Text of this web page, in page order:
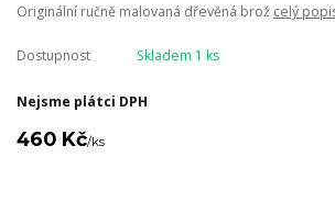
Originální ručně malovaná dřevěná brož celý
Dostupnost Skladem 1 ks
Nejsme plátci DPH
460 Kč/ks